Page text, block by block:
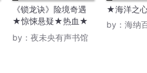
《锁龙诀》险境奇遇
★惊悚悬疑★热血★
男频★免费畅听
by： 夜未央有声书馆
★海洋之
by： 海纳百